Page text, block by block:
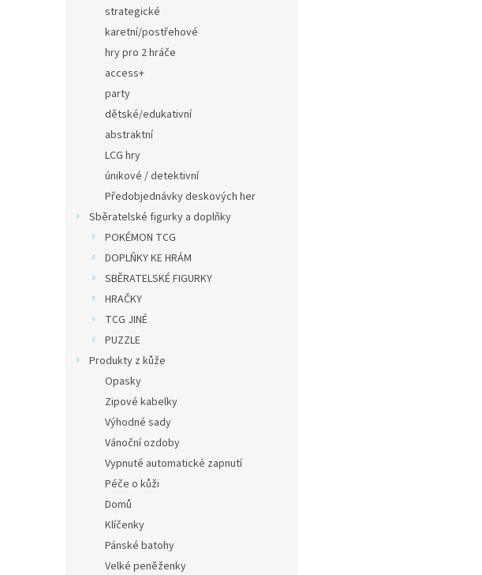
strategické
karetní/postřehové
hry pro 2 hráče
access+
party
dětské/edukativní
abstraktní
LCG hry
únikové / detektivní
Předobjednávky deskových her
Sběratelské figurky a doplňky
POKÉMON TCG
DOPLŇKY KE HRÁM
SBĚRATELSKÉ FIGURKY
HRAČKY
TCG JINÉ
PUZZLE
Produkty z kůže
Opasky
Zipové kabelky
Výhodné sady
Vánoční ozdoby
Vypnuté automatické zapnutí
Péče o kůži
Domů
Klíčenky
Pánské batohy
Velké peněženky